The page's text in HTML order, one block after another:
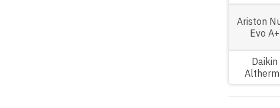
Ariston
Evo A+
Daikin